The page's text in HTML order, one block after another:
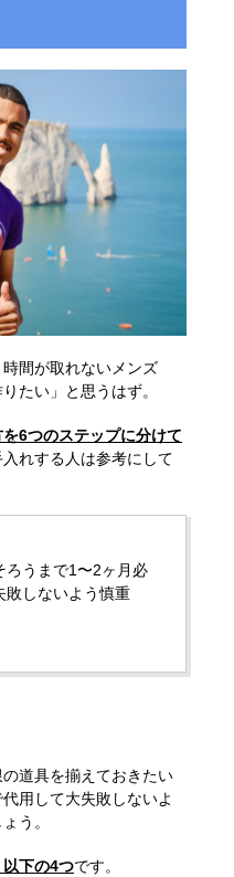
間が取れないメンズ
たい」と思うはず。
6つのステップに分けて
れする人は参考にして
ろうまで1〜2ヶ月必
敗しないよう慎重
道具を揃えておきたい
用して大失敗しないよ
う。
下の4つです。